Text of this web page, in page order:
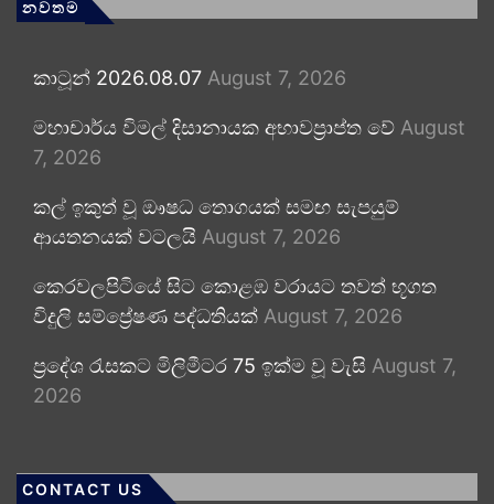
නවතම
කාටූන් 2026.08.07 August 7, 2026
මහාචාර්ය විමල් දිසානායක අභාවප්‍රාප්ත වේ August
7, 2026
කල් ඉකුත් වූ ඖෂධ තොගයක් සමඟ සැපයුම්
ආයතනයක් වටලයි August 7, 2026
කෙරවලපිටියේ සිට කොළඹ වරායට තවත් භූගත
විදුලි සම්ප්‍රේෂණ පද්ධතියක් August 7, 2026
ප්‍රදේශ රැසකට මිලිමීටර 75 ඉක්ම වූ වැසි August 7,
2026
CONTACT US